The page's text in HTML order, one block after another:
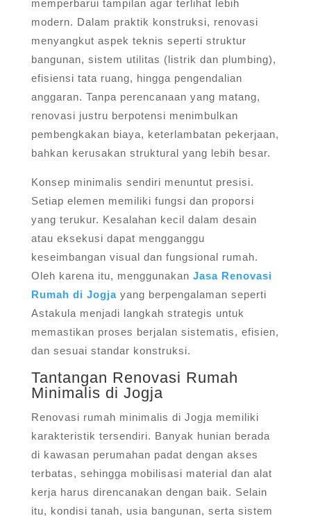
memperbarui tampilan agar terlihat lebih
modern. Dalam praktik konstruksi, renovasi
menyangkut aspek teknis seperti struktur
bangunan, sistem utilitas (listrik dan plumbing),
efisiensi tata ruang, hingga pengendalian
anggaran. Tanpa perencanaan yang matang,
renovasi justru berpotensi menimbulkan
pembengkakan biaya, keterlambatan pekerjaan,
bahkan kerusakan struktural yang lebih besar.
Konsep minimalis sendiri menuntut presisi.
Setiap elemen memiliki fungsi dan proporsi
yang terukur. Kesalahan kecil dalam desain
atau eksekusi dapat mengganggu
keseimbangan visual dan fungsional rumah.
Oleh karena itu, menggunakan Jasa Renovasi
Rumah di Jogjayang berpengalaman seperti
Astakula menjadi langkah strategis untuk
memastikan proses berjalan sistematis, efisien,
dan sesuai standar konstruksi.
Tantangan Renovasi Rumah
Minimalis di Jogja
Renovasi rumah minimalis di Jogja memiliki
karakteristik tersendiri. Banyak hunian berada
di kawasan perumahan padat dengan akses
terbatas, sehingga mobilisasi material dan alat
kerja harus direncanakan dengan baik. Selain
itu, kondisi tanah, usia bangunan, serta sistem